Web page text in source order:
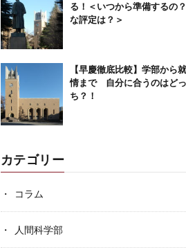
る！＜いつから準備するの
な評定は？＞
【早慶徹底比較】学部から
情まで 自分に合うのはどっ
ち？！
カテゴリー
コラム
人間科学部